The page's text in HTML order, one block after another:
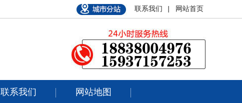
联系我们 | 网站首页
联系我们 网站地图